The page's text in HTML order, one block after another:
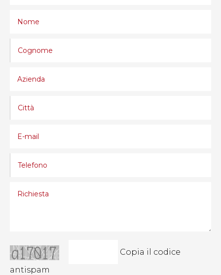
Copia il codice
antispam